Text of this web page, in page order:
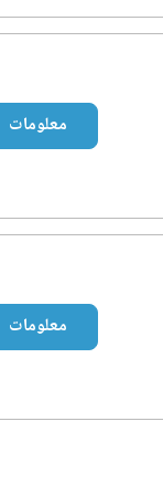
معلومات
معلومات